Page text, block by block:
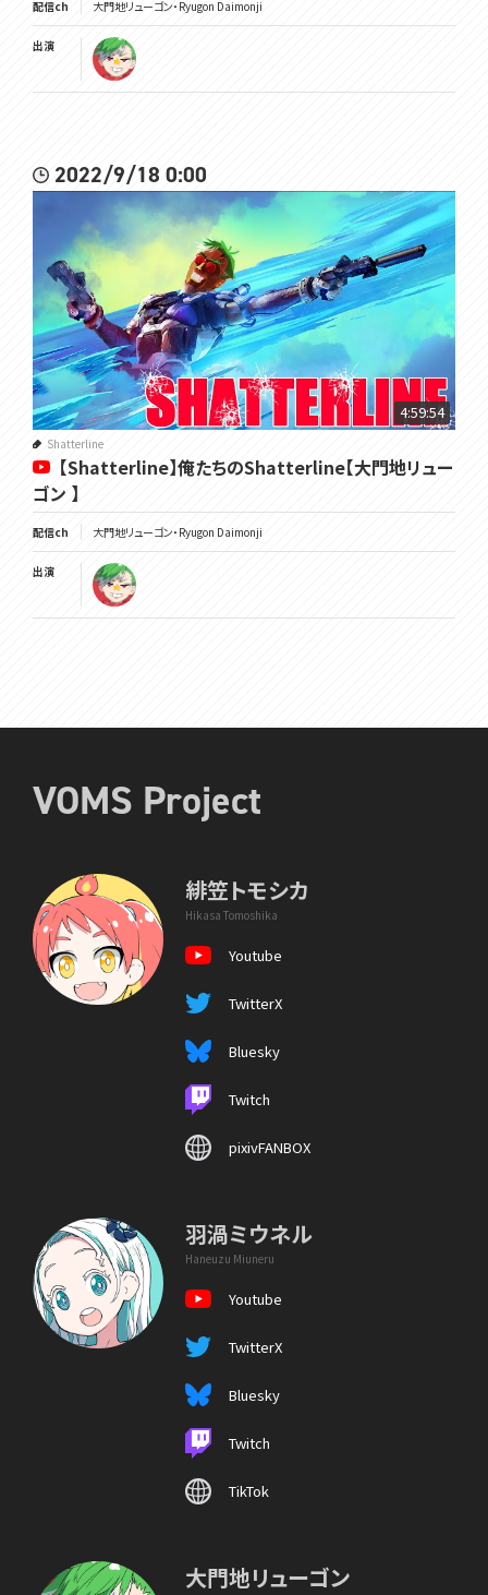
配信ch 大門地リューゴン・Ryugon Daimonji
出演
2022/9/18 0:00
4:59:54
Shatterline
【Shatterline】俺たちのShatterline【大門地リュー
ゴン 】
配信ch 大門地リューゴン・Ryugon Daimonji
出演
VOMS Project
緋笠トモシカ
Hikasa Tomoshika
Youtube
TwitterX
Bluesky
Twitch
pixivFANBOX
羽渦ミウネル
Haneuzu Miuneru
Youtube
TwitterX
Bluesky
Twitch
TikTok
大門地リューゴン